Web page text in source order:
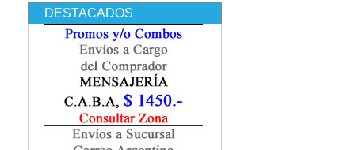
Epidemiología
Farmacia / Farmacología
Fisiatría / Kinesiología
Fisiología / Fisiopatología
Fonoaudiología
Gastroenterología
DESTACADOS